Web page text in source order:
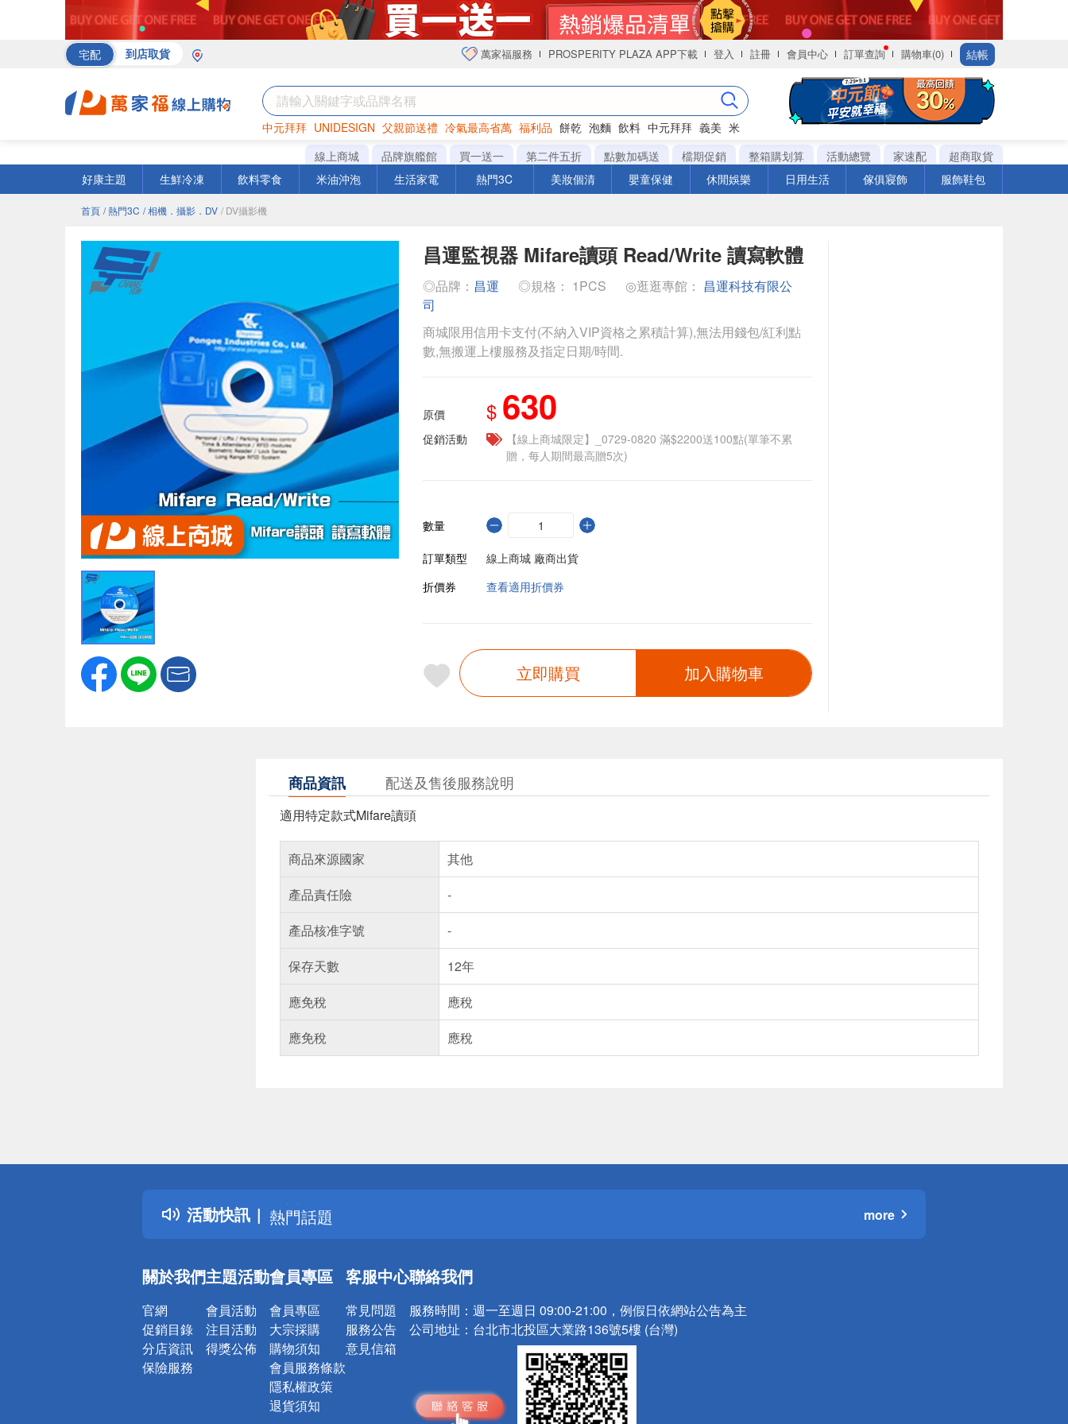
宅配 到店取貨 萬家福服務 PROSPERITY PLAZA APP下載 登入 註冊 會員中心 訂單查詢 購物車(0) 結帳
中元拜拜 UNIDESIGN 父親節送禮 冷氣最高省萬 福利品 餅乾 泡麵 飲料 中元拜拜 義美 米
巧克力 罐頭 衛生紙
線上商城 品牌旗艦館 買一送一 第二件五折 點數加碼送 檔期促銷 整箱購划算 活動總覽 家速配
超商取貨
好康主題
生鮮冷凍 飲料零食 米油沖泡 生活家電 熱門3C 美妝個清 嬰童保健 休閒娛樂 日用生活 傢俱寢飾 服飾鞋包
首頁 / 熱門3C / 相機．攝影．DV / DV攝影機
昌運監視器 Mifare讀頭 Read/Write 讀寫軟體
◎品牌： 昌運 ◎規格： 1PCS ◎逛逛專館： 昌運科技有限公
司
商城限用信用卡支付(不納入VIP資格之累積計算),無法用錢包/紅利點
數,無搬運上樓服務及指定日期/時間.
原價 $ 630
促銷活動
【線上商城限定】_0729-0820 滿$2200送100點(單筆不累
贈，每人期間最高贈5次)
數量
訂單類型
線上商城 廠商出貨
折價券
查看適用折價券
立即購買 加入購物車
商品資訊 配送及售後服務說明
適用特定款式Mifare讀頭
商品來源國家
其他
產品責任險
-
產品核准字號
-
保存天數
12年
應免稅
應稅
應免稅
應稅
活動快訊
詐騙網頁！請小心！
得獎公告
熱門話題
銀行優惠
詐騙網頁！請小心！
more
關於我們
官網
促銷目錄
分店資訊
保險服務
主題活動
會員活動
注目活動
得獎公佈
會員專區
會員專區
大宗採購
購物須知
會員服務條款
隱私權政策
退貨須知
客服中心
常見問題
服務公告
意見信箱
聯絡我們
服務時間： 週一至週日 09:00-21:00，例假日依網站公告為主
公司地址： 台北市北投區大業路136號5樓 (台灣)